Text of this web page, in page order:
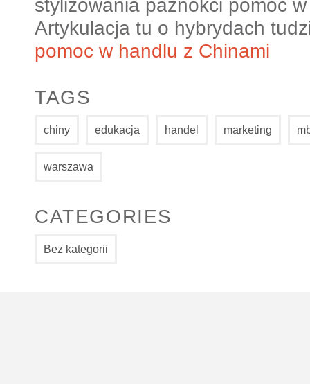
stylizowania paznokci pomoc
Artykulacja tu o hybrydach
pomoc w handlu z Chinami
TAGS
chiny edukacja handel marketing
warszawa
CATEGORIES
Bez kategorii